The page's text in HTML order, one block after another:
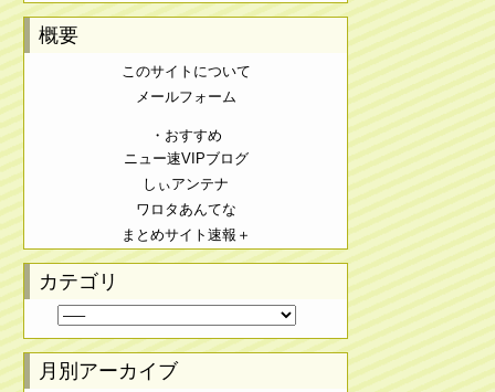
概要
このサイトについて
メールフォーム
・おすすめ
ニュー速VIPブログ
しぃアンテナ
ワロタあんてな
まとめサイト速報＋
カテゴリ
月別アーカイブ